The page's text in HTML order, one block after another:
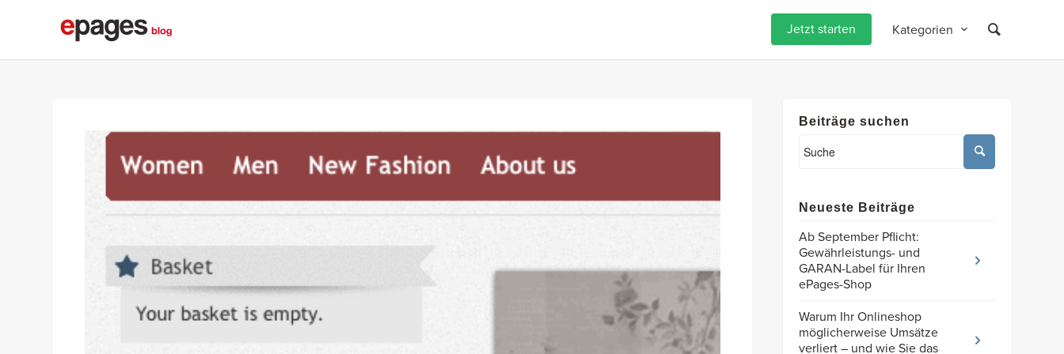
Jetzt starten Kategorien
Beiträge suchen
Neueste Beiträge
Ab September Pflicht:
Gewährleistungs- und
GARAN-Label für Ihren
ePages-Shop
Warum Ihr Onlineshop
möglicherweise Umsätze
verliert – und wie Sie das